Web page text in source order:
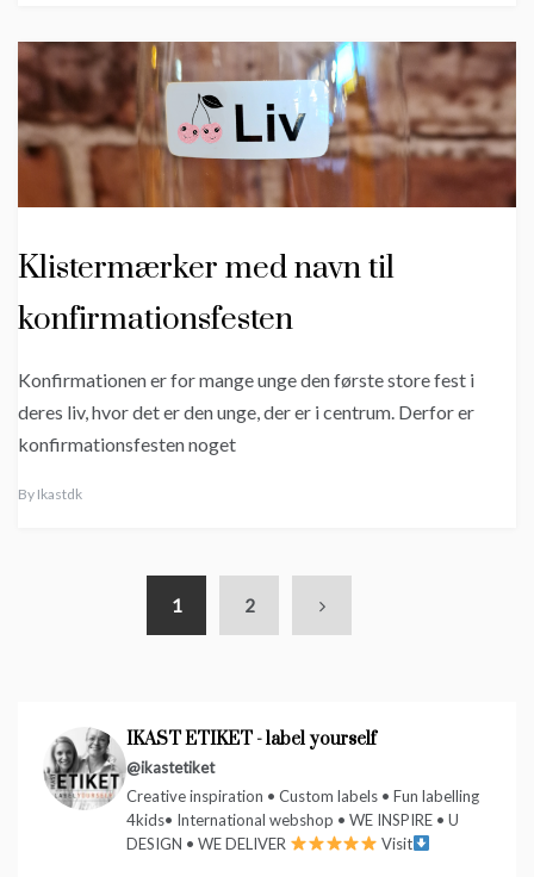
Klistermærker med navn til
konfirmationsfesten
Konfirmationen er for mange unge den første store fest i
deres liv, hvor det er den unge, der er i centrum. Derfor er
konfirmationsfesten noget
By Ikastdk
1 2
IKAST ETIKET - label yourself
@ikastetiket
Creative inspiration • Custom labels • Fun labelling
4kids• International webshop • WE INSPIRE • U
DESIGN • WE DELIVER
Visit